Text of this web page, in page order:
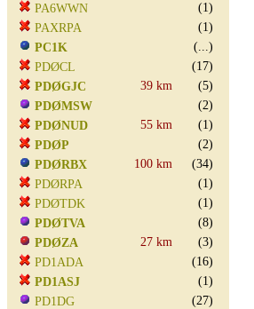
PA6WWN
(1)
PAXRPA
(1)
PC1K
(...)
PDØCL
(17)
PDØGJC
39 km
(5)
PDØMSW
(2)
PDØNUD
55 km
(1)
PDØP
(2)
PDØRBX
100 km
(34)
PDØRPA
(1)
PDØTDK
(1)
PDØTVA
(8)
PDØZA
27 km
(3)
PD1ADA
(16)
PD1ASJ
(1)
PD1DG
(27)